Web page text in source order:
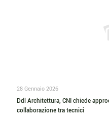
28 Gennaio 2026
Ddl Architettura, CNI chiede
collaborazione tra tecnici